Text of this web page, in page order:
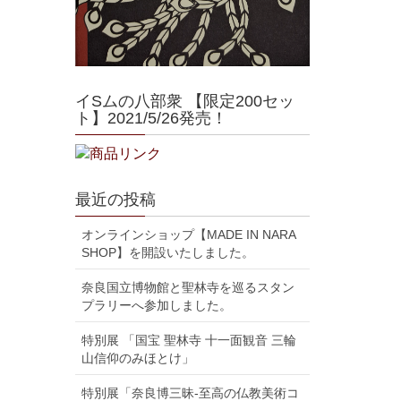
イSムの八部衆 【限定200セッ
ト】2021/5/26発売！
最近の投稿
オンラインショップ【MADE IN NARA
SHOP】を開設いたしました。
奈良国立博物館と聖林寺を巡るスタン
プラリーへ参加しました。
特別展 「国宝 聖林寺 十一面観音 三輪
山信仰のみほとけ」
特別展「奈良博三昧-至高の仏教美術コ